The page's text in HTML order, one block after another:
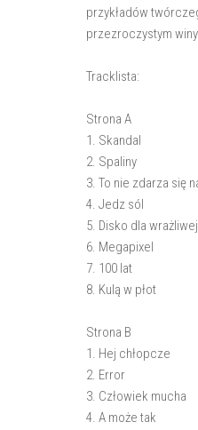
przykładów
przezroczystym
Tracklista:
Strona A
1. Skandal
2. Spaliny
3. To nie zdarza się
4. Jedz sól
5. Disko dla
6. Megapixel
7. 100 lat
8. Kulą w płot
Strona B
1. Hej chłopcze
2. Error
3. Człowiek mucha
4. A może tak